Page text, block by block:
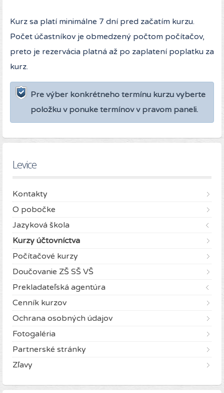
Kurz sa platí minimálne 7 dní pred začatím kurzu.
Počet účastníkov je obmedzený počtom počítačov,
preto je rezervácia platná až po zaplatení poplatku za
kurz.
Pre výber konkrétneho termínu kurzu vyberte
položku v ponuke termínov v pravom paneli.
Levice
Kontakty
O pobočke
Jazyková škola
Kurzy účtovníctva
Počítačové kurzy
Doučovanie ZŠ SŠ VŠ
Prekladateľská agentúra
Cenník kurzov
Ochrana osobných údajov
Fotogaléria
Partnerské stránky
Zľavy